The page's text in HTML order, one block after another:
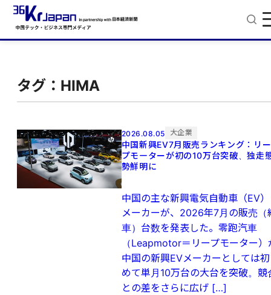
タグ：HIMA
2026.08.05 大企業
中国新興EV7月販売ランキング：リー
プモーターが初の10万台突破、独走
勢鮮明に
中国の主な新興電気自動車（EV）
メーカーが、2026年7月の販売（
車）台数を発表した。零跑汽車
（Leapmotor＝リープモーター）
中国の新興EVメーカーとしては初
めて単月10万台の大台を突破。競
との差をさらに広げ […]